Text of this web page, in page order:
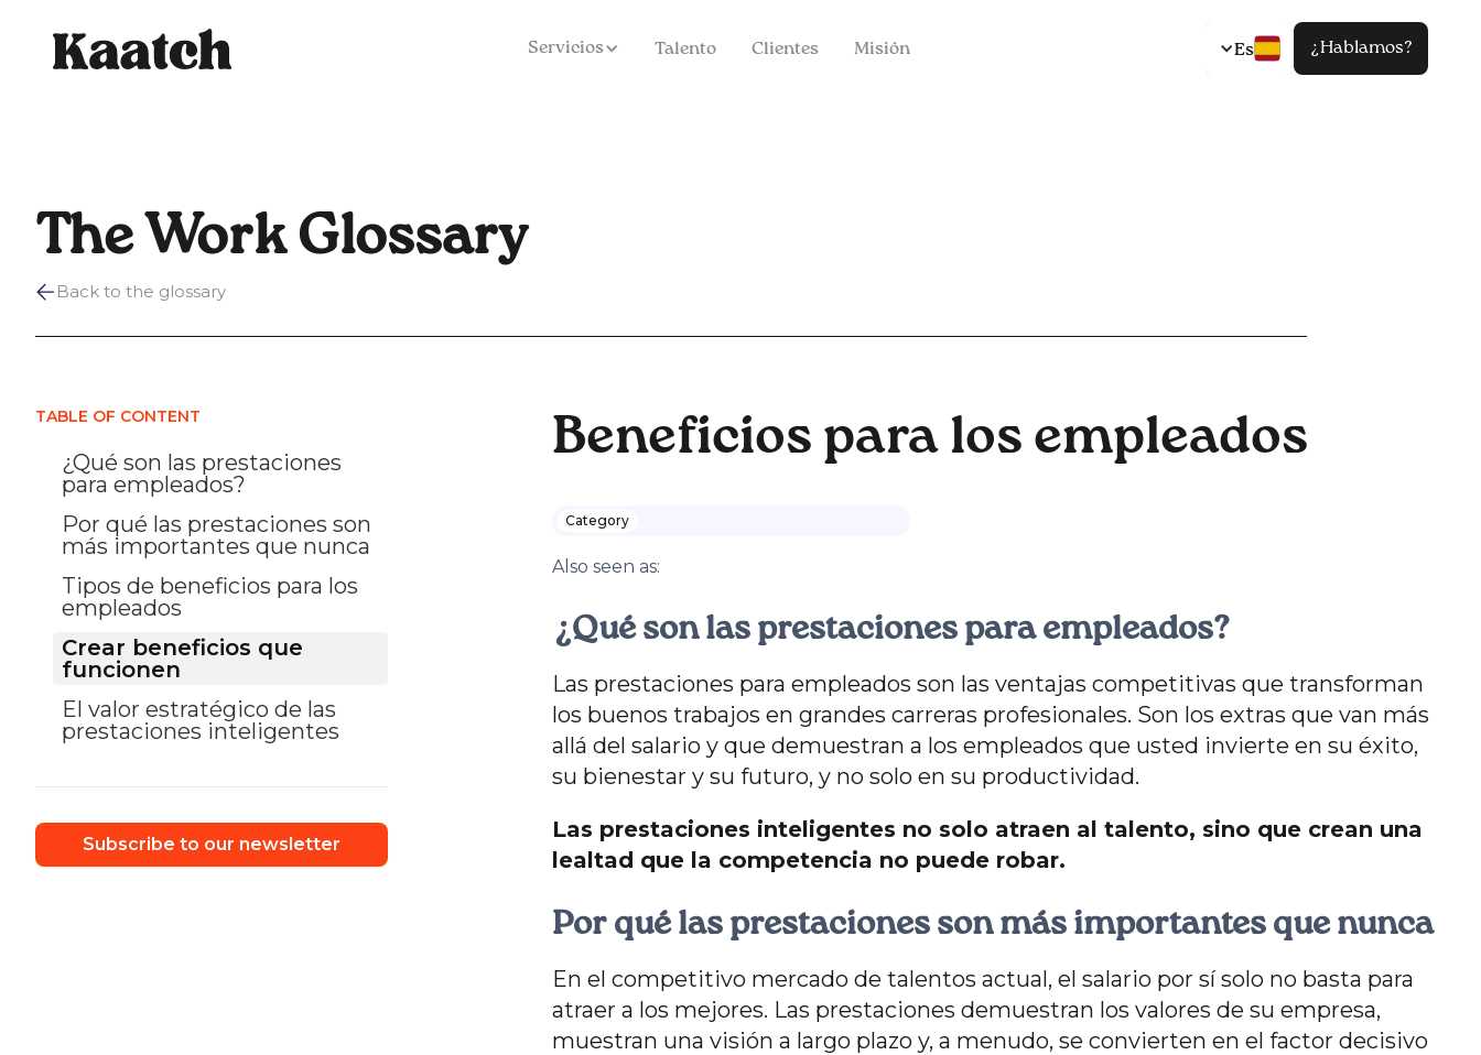
Servicios Talento Clientes Misión Es ¿Hablamos?
The Work Glossary
Back to the glossary
TABLE OF CONTENT
¿Qué son las prestaciones
para empleados?
Por qué las prestaciones son
más importantes que nunca
Tipos de beneficios para los
empleados
Crear beneficios que
funcionen
El valor estratégico de las
prestaciones inteligentes
Subscribe to our newsletter
Beneficios para los empleados
Category
Also seen as:
¿Qué son las prestaciones para empleados?
Las prestaciones para empleados son las ventajas competitivas que transforman
los buenos trabajos en grandes carreras profesionales. Son los extras que van más
allá del salario y que demuestran a los empleados que usted invierte en su éxito,
su bienestar y su futuro, y no solo en su productividad.
Las prestaciones inteligentes no solo atraen al talento, sino que crean una
lealtad que la competencia no puede robar.
Por qué las prestaciones son más importantes que nunca
En el competitivo mercado de talentos actual, el salario por sí solo no basta para
atraer a los mejores. Las prestaciones demuestran los valores de su empresa,
muestran una visión a largo plazo y, a menudo, se convierten en el factor decisivo